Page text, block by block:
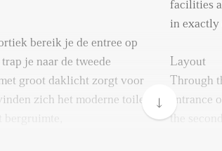
bereik je de entree op
je naar de tweede
groot daklicht zorgt voor
zich het moderne toilet
bergruimte,
facilities
in exactly
Layout
Through
entrance
the